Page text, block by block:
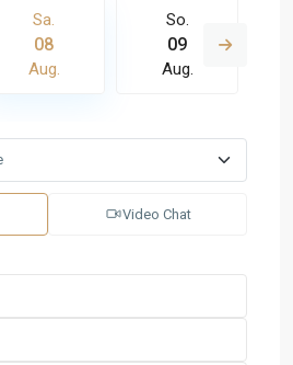
Sa.
08
Aug.
So.
09
Aug.
Video Chat